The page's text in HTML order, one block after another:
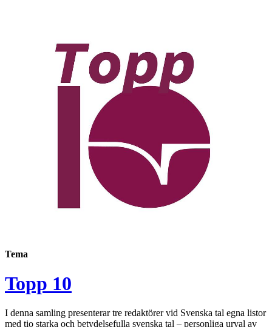
Tema
Topp 10
I denna samling presenterar tre redaktörer vid Svenska tal egna listor
med tio starka och betydelsefulla svenska tal – personliga urval av